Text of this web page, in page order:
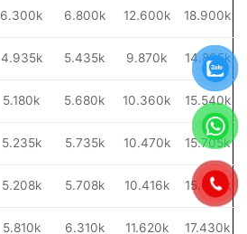
6.300k 6.800k 12.600k 18.900k
4.935k 5.435k 9.870k 14.805k
5.180k 5.680k 10.360k 15.540k
5.235k 5.735k 10.470k 15.705k
5.208k 5.708k 10.416k 15.624k
5.810k 6.310k 11.620k 17.430k